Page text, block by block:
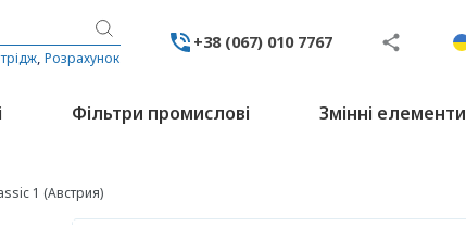
,Розрахунок
+38 (067) 010 7767
Фільтри промислові Змінні елементи
1 (Австрия)